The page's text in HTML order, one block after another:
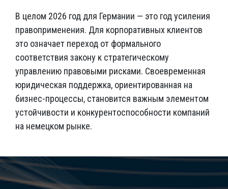
В целом 2026 год для Германии — это год усиления
правоприменения. Для корпоративных клиентов
это означает переход от формального
соответствия закону к стратегическому
управлению правовыми рисками. Своевременная
юридическая поддержка, ориентированная на
бизнес-процессы, становится важным элементом
устойчивости и конкурентоспособности компаний
на немецком рынке.